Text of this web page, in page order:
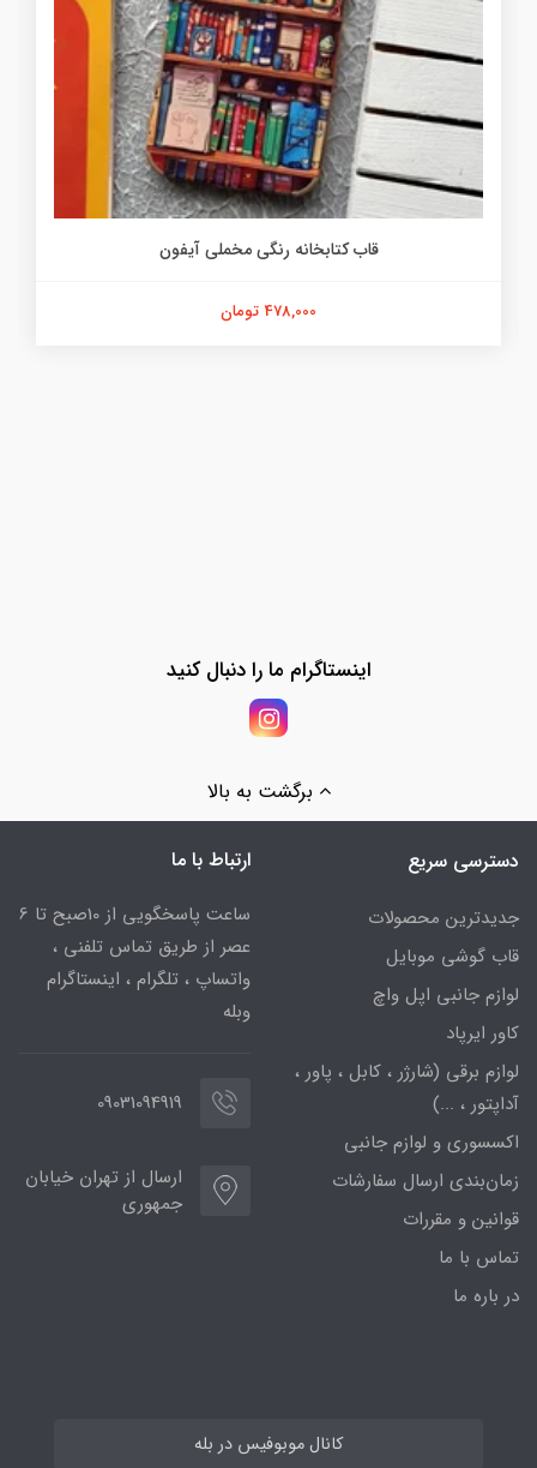
قاب کتابخانه رنگی مخملی آیفون
478,000 تومان
اینستاگرام ما را دنبال کنید
برگشت به بالا
دسترسی سریع
جدیدترین محصولات
قاب گوشی موبایل
لوازم جانبی اپل واچ
کاور ایرپاد
لوازم برقی (شارژر ، کابل ، پاور ،
آداپتور ، ...)
اکسسوری و لوازم جانبی
زمان‌بندی ارسال سفارشات
قوانین و مقررات
تماس با ما
در باره ما
ارتباط با ما
ساعت پاسخگویی از 10صبح تا 6
عصر از طریق تماس تلفنی ،
واتساپ ، تلگرام ، اینستاگرام
وبله
09031094919
ارسال از تهران خیابان
جمهوری
کانال موبوفیس در بله